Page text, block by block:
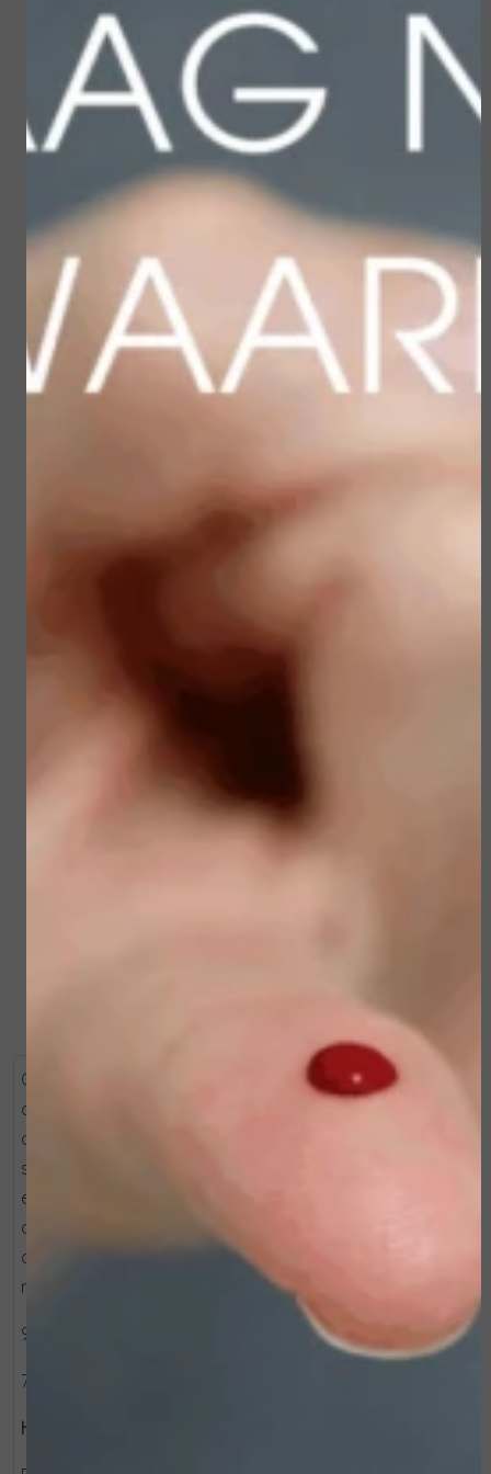
Gerelateerde
producten
Sublime Skin Micropeel
Sun Soul Invisible
Sublime Skin Intensive
Sun Soul Protective
Ontdek het nieuwe krachtige vernieuwende
concentraat van [ comfort zone ] om de huid en de
oogcontour 's nachts een zichtbaar gladdere en meer
stralende uitstraling te geven. Met Retinale, Niacinamide
en een Peptide van de nieuwste generatie, stimuleert
deze formule de vernieuwing en helderheid van de huid
om tekenen van ouderdom en vermoeidheid, zoals
rimpels, kraaienpootjes en wallen, tegen te gaan
90+% ingrediënten van natuurlijke oorsprong.
7x2ml
Hoe te gebruiken: